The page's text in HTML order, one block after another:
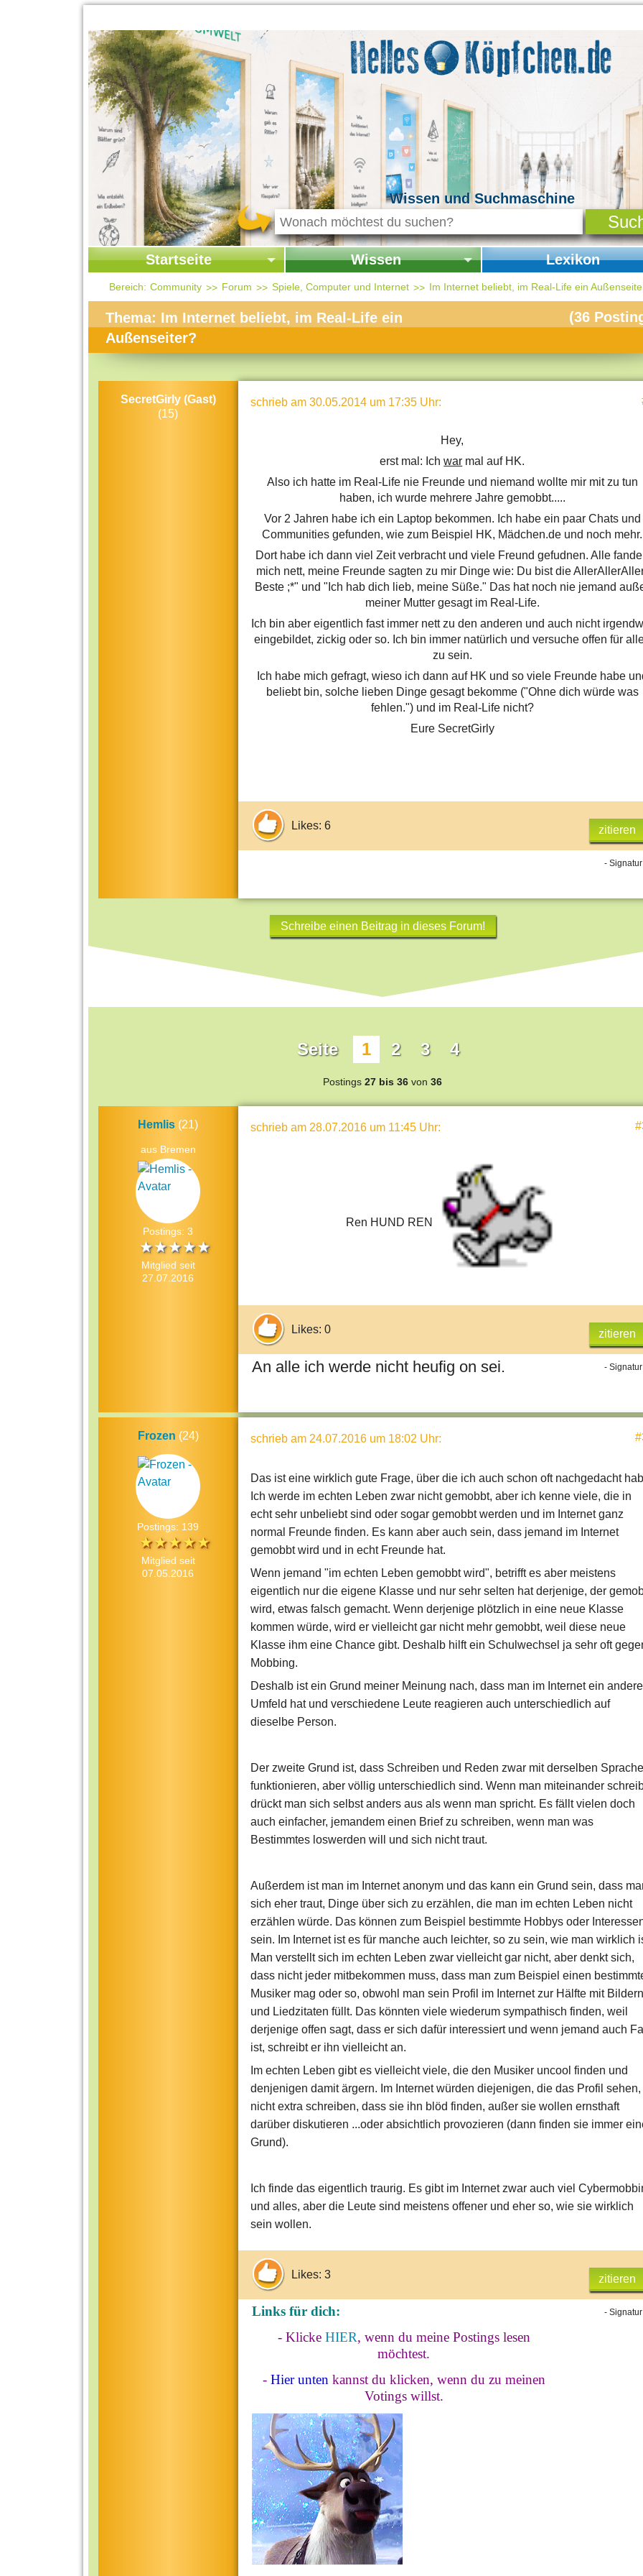
Wissen und Suchmaschine
Startseite
Startseite
Kontakt
Themen-Specials
Häufig gesucht
Wissen
Startseite Wissen
Geschichte & Kultur
Mensch & Natur
Technik
Kinderuni
Länderlexikon
Fragen und Antworten
Lexikon
Startseite Lexikon
Bereich: Community Forum Spiele, Computer und Internet Im Internet beliebt, im Real-Life ein
Thema: Im Internet beliebt, im Real-Life ein
Außenseiter?
(36
SecretGirly (Gast)
(15)
schrieb am 30.05.2014 um 17:35 Uhr:
Hey,
erst mal: Ichwar mal auf HK.
Also ich hatte im Real-Life nie Freunde und niemand wollte mir mit zu tun
haben, ich wurde mehrere Jahre gemobbt.....
Vor 2 Jahren habe ich ein Laptop bekommen. Ich habe ein paar Chats und
Communities gefunden, wie zum Beispiel HK, Mädchen.de und noch mehr.
Dort habe ich dann viel Zeit verbracht und viele Freund gefudnen. Alle
mich nett, meine Freunde sagten zu mir Dinge wie: Du bist die
Beste ;*" und "Ich hab dich lieb, meine Süße." Das hat noch nie jemand
meiner Mutter gesagt im Real-Life.
Ich bin aber eigentlich fast immer nett zu den anderen und auch nicht
eingebildet, zickig oder so. Ich bin immer natürlich und versuche offen für
zu sein.
Ich habe mich gefragt, wieso ich dann auf HK und so viele Freunde habe
beliebt bin, solche lieben Dinge gesagt bekomme ("Ohne dich würde was
fehlen.") und im Real-Life nicht?
Eure SecretGirly
Likes: 6 zitieren
-
Schreibe einen Beitrag in dieses Forum!
Seite 1 2 3 4
Postings 27 bis 36 von 36
Hemlis (21)
aus Bremen
Postings: 3
Mitglied seit
27.07.2016
schrieb am 28.07.2016 um 11:45 Uhr:
Ren HUND REN
Likes: 0 zitieren
-
An alle ich werde nicht heufig on sei.
Frozen (24)
Postings: 139
Mitglied seit
07.05.2016
schrieb am 24.07.2016 um 18:02 Uhr:
Das ist eine wirklich gute Frage, über die ich auch schon oft nachgedacht
Ich werde im echten Leben zwar nicht gemobbt, aber ich kenne viele, die in
echt sehr unbeliebt sind oder sogar gemobbt werden und im Internet ganz
normal Freunde finden. Es kann aber auch sein, dass jemand im Internet
gemobbt wird und in echt Freunde hat.
Wenn jemand "im echten Leben gemobbt wird", betrifft es aber meistens
eigentlich nur die eigene Klasse und nur sehr selten hat derjenige, der
wird, etwas falsch gemacht. Wenn derjenige plötzlich in eine neue Klasse
kommen würde, wird er vielleicht gar nicht mehr gemobbt, weil diese neue
Klasse ihm eine Chance gibt. Deshalb hilft ein Schulwechsel ja sehr oft
Mobbing.
Deshalb ist ein Grund meiner Meinung nach, dass man im Internet ein
Umfeld hat und verschiedene Leute reagieren auch unterschiedlich auf
dieselbe Person.
Der zweite Grund ist, dass Schreiben und Reden zwar mit derselben Sprache
funktionieren, aber völlig unterschiedlich sind. Wenn man miteinander
drückt man sich selbst anders aus als wenn man spricht. Es fällt vielen doch
auch einfacher, jemandem einen Brief zu schreiben, wenn man was
Bestimmtes loswerden will und sich nicht traut.
Außerdem ist man im Internet anonym und das kann ein Grund sein, dass
sich eher traut, Dinge über sich zu erzählen, die man im echten Leben nicht
erzählen würde. Das können zum Beispiel bestimmte Hobbys oder
sein. Im Internet ist es für manche auch leichter, so zu sein, wie man wirklich
Man verstellt sich im echten Leben zwar vielleicht gar nicht, aber denkt sich,
dass nicht jeder mitbekommen muss, dass man zum Beispiel einen
Musiker mag oder so, obwohl man sein Profil im Internet zur Hälfte mit Bildern
und Liedzitaten füllt. Das könnten viele wiederum sympathisch finden, weil
derjenige offen sagt, dass er sich dafür interessiert und wenn jemand auch
ist, schreibt er ihn vielleicht an.
Im echten Leben gibt es vielleicht viele, die den Musiker uncool finden und
denjenigen damit ärgern. Im Internet würden diejenigen, die das Profil sehen,
nicht extra schreiben, dass sie ihn blöd finden, außer sie wollen ernsthaft
darüber diskutieren ...oder absichtlich provozieren (dann finden sie immer
Grund).
Ich finde das eigentlich traurig. Es gibt im Internet zwar auch viel
und alles, aber die Leute sind meistens offener und eher so, wie sie wirklich
sein wollen.
Likes: 3 zitieren
-
Links für dich:
- Klicke HIER, wenn du meine Postings lesen
möchtest.
- Hier untenkannst du klicken, wenn du zu meinen
Votings willst.